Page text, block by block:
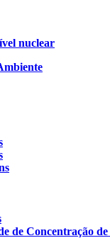
nuclear
de Concentração